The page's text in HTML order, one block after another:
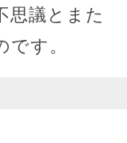
思議とまた
す。